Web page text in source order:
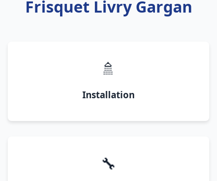
Frisquet Livry Gargan
🚿
Installation
🔧